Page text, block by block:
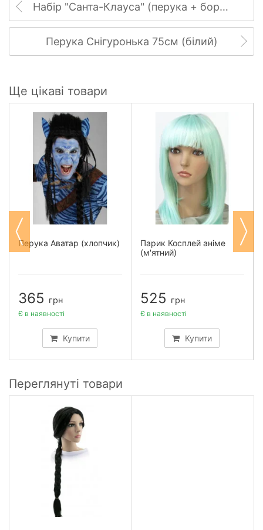
Набір "Санта-Клауса" (перука + борода)
Перука Снігуронька 75см (білий)
Ще цікаві товари
Перука Аватар (хлопчик)
365 грн
Купити
Є в наявності
Парик Косплей аніме
(м'ятний)
525 грн
Купити
Є в наявності
Переглянуті товари